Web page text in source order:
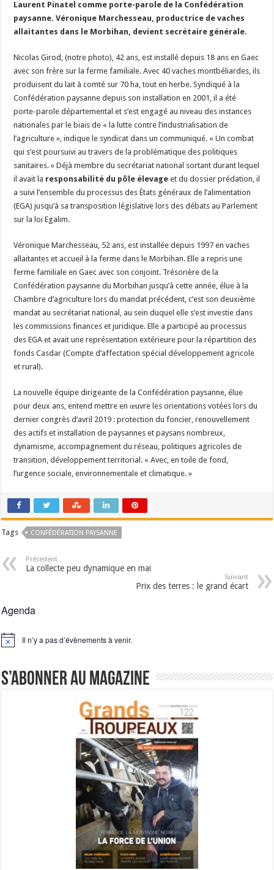
Un été fructueux pour Lactalis
Laurent Pinatel comme porte-parole de la Confédération
paysanne. Véronique Marchesseau, productrice de vaches
allaitantes dans le Morbihan, devient secrétaire générale.
Nicolas Girod, (notre photo), 42 ans, est installé depuis 18 ans en Gaec
avec son frère sur la ferme familiale. Avec 40 vaches montbéliardes, ils
produisent du lait à comté sur 70 ha, tout en herbe. Syndiqué à la
Confédération paysanne depuis son installation en 2001, il a été
porte-parole départemental et s’est engagé au niveau des instances
nationales par le biais de « la lutte contre l’industrialisation de
l’agriculture », indique le syndicat dans un communiqué. « Un combat
qui s’est poursuivi au travers de la problématique des politiques
sanitaires. » Déjà membre du secrétariat national sortant durant lequel
il avait la responsabilité du pôle élevage et du dossier prédation, il
a suivi l’ensemble du processus des États généraux de l’alimentation
(EGA) jusqu’à sa transposition législative lors des débats au Parlement
sur la loi Egalim.
Véronique Marchesseau, 52 ans, est installée depuis 1997 en vaches
allaitantes et accueil à la ferme dans le Morbihan. Elle a repris une
ferme familiale en Gaec avec son conjoint. Trésorière de la
Confédération paysanne du Morbihan jusqu’à cette année, élue à la
Chambre d’agriculture lors du mandat précédent, c’est son deuxième
mandat au secrétariat national, au sein duquel elle s’est investie dans
les commissions finances et juridique. Elle a participé au processus
des EGA et avait une représentation extérieure pour la répartition des
fonds Casdar (Compte d’affectation spécial développement agricole
et rural).
La nouvelle équipe dirigeante de la Confédération paysanne, élue
pour deux ans, entend mettre en œuvre les orientations votées lors du
dernier congrès d’avril 2019 : protection du foncier, renouvellement
des actifs et installation de paysannes et paysans nombreux,
dynamisme, accompagnement du réseau, politiques agricoles de
transition, développement territorial. « Avec, en toile de fond,
l’urgence sociale, environnementale et climatique. »
Tags CONFÉDÉRATION PAYSANNE
Précédent
La collecte peu dynamique en mai
Suivant
Prix des terres : le grand écart
Agenda
Notice Il n’y a pas d’évènements à venir.
S’abonner au magazine